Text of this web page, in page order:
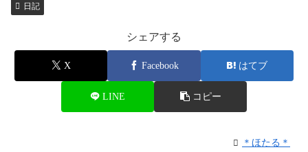
日記
シェアする
X Facebook はてブ
LINE コピー
＊ほたる＊